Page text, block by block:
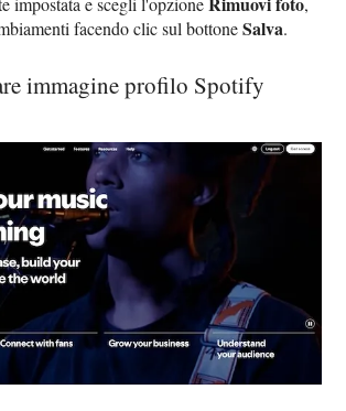
facendo clic sul bottoneSalva.
immagine profilo Spotify